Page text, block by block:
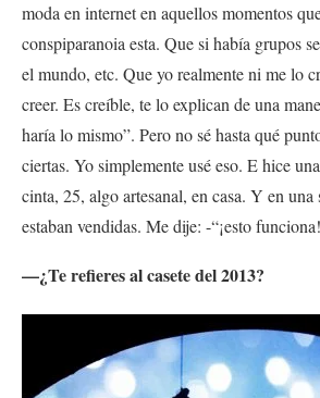
moda en internet en aquellos momentos
conspiparanoia esta. Que si había grupos
el mundo, etc. Que yo realmente ni me lo
creer. Es creíble, te lo explican de una
haría lo mismo”. Pero no sé hasta qué
ciertas. Yo simplemente usé eso. E hice
cinta, 25, algo artesanal, en casa. Y en una
estaban vendidas. Me dije: -“¡esto
—¿Te refieres al casete del 2013?